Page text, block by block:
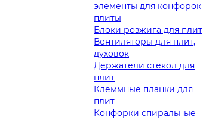
элементы для конфорок
плиты
Блоки розжига для плит
Вентиляторы для плит,
духовок
Держатели стекол для
плит
Клеммные планки для
плит
Конфорки спиральные